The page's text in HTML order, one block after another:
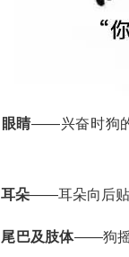
眼睛——兴奋时狗的
耳朵——耳朵向后贴
尾巴及肢体——狗摇